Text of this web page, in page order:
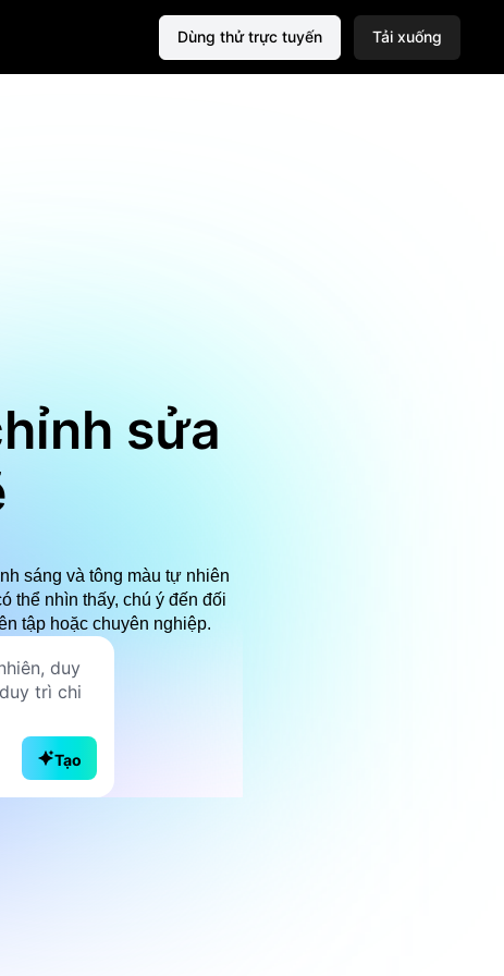
Dùng thử trực tuyến Tải xuống
sửa
sáng và tông màu tự nhiên
thể nhìn thấy, chú ý đến đối
tập hoặc chuyên nghiệp.
Tạo